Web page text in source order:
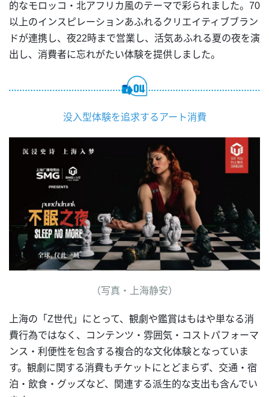
的なモロッコ・北アフリカ風のテーマで彩られました。70
以上のインスピレーションあふれるクリエイティブブラン
ドが連携し、夜22時まで営業し、活気あふれる夏の夜を演
出し、消費者に忘れがたい体験を提供しました。
没入型体験を追求するアート消費
（写真・上海静安）
上海の「Z世代」にとって、観劇や鑑賞はもはや単なる消
費行為ではなく、コンテンツ・雰囲気・コストパフォーマ
ンス・利便性を包含する複合的な文化体験となっていま
す。観劇に関する消費もチケットにとどまらず、交通・宿
泊・飲食・グッズなど、関連する派生的な支出も含んでい